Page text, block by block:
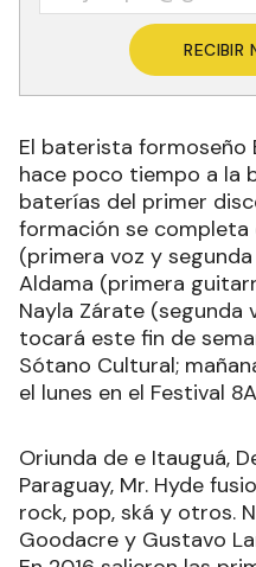
RECIBIR
El baterista formoseño
hace poco tiempo a la
baterías del primer
formación se
(primera voz y
Aldama (primera
Nayla Zárate (segunda
tocará este fin de
Sótano Cultural;
el lunes en el Festival
Oriunda de e Itauguá,
Paraguay, Mr. Hyde
rock, pop, ská y otros.
Goodacre y Gustavo